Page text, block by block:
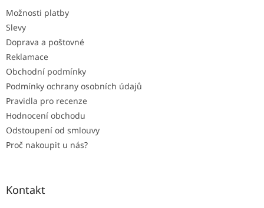
Možnosti platby
Slevy
Doprava a poštovné
Reklamace
Obchodní podmínky
Podmínky ochrany osobních údajů
Pravidla pro recenze
Hodnocení obchodu
Odstoupení od smlouvy
Proč nakoupit u nás?
Kontakt